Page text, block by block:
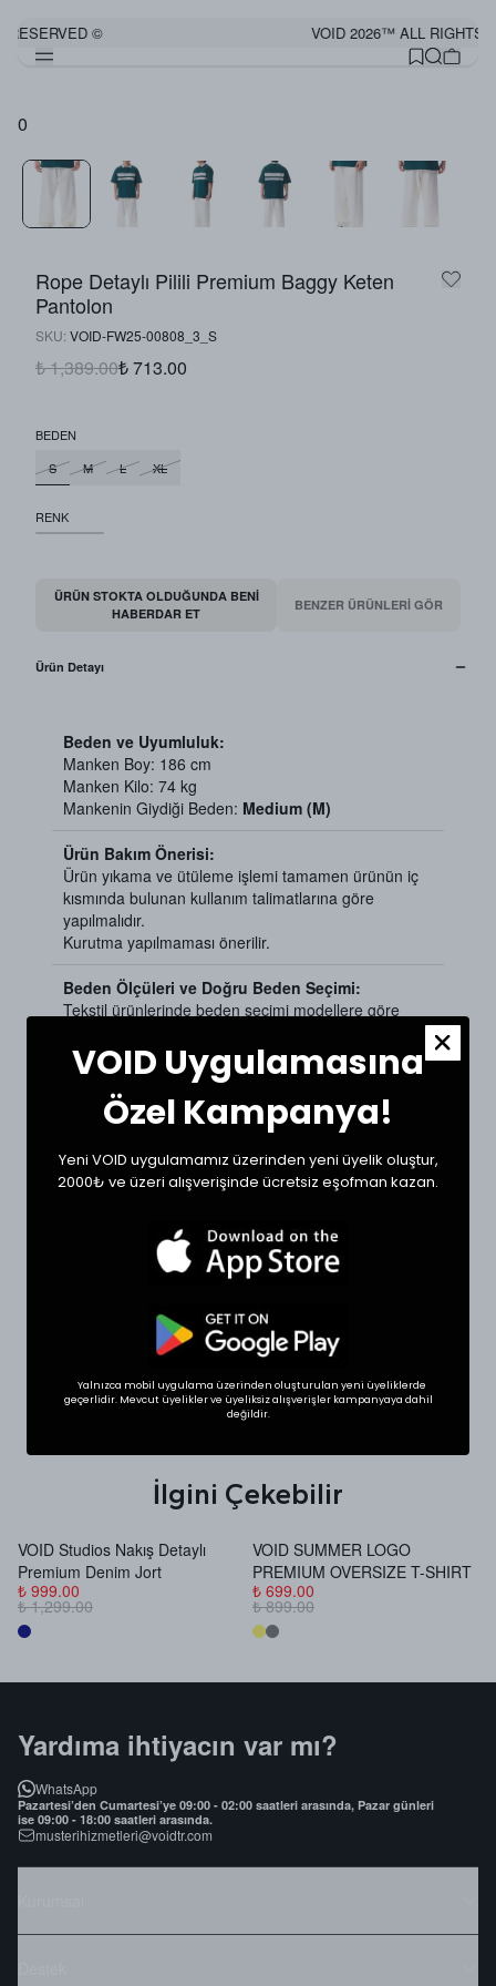
© VOID 2026™ ALL RIGHTS
0
Rope Detaylı Pilili Premium Baggy Keten
Pantolon
SKU: VOID-FW25-00808_3_S
₺ 1,389.00₺ 713.00
BEDEN
S
M L XL
RENK
ÜRÜN STOKTA OLDUĞUNDA BENI
HABERDAR ET
BENZER ÜRÜNLERİ GÖR
Ürün Detayı
Beden ve Uyumluluk:
Manken Boy: 186 cm
Manken Kilo: 74 kg
Mankenin Giydiği Beden: Medium (M)
Ürün Bakım Önerisi:
Ürün yıkama ve ütüleme işlemi tamamen ürünün iç
kısmında bulunan kullanım talimatlarına göre
yapılmalıdır.
Kurutma yapılmaması önerilir.
Beden Ölçüleri ve Doğru Beden Seçimi:
Tekstil ürünlerinde beden seçimi modellere göre
dolabınızdaki beğendiğiniz bir ürünün ölçülerini alıp
sipariş oluşturabilirsiniz.
Ölçülerde +1/-1 cm farklılık olabilir.
Beden Bel (cm)
Boy (cm)
Small
39
39
43
SHOP THE LOOK
İlgini Çekebilir
VOID Studios Nakış Detaylı
Premium Denim Jort
₺ 999.00
₺ 1,299.00
VOID SUMMER LOGO
PREMIUM OVERSIZE T-SHIRT
₺ 699.00
₺ 899.00
Yardıma ihtiyacın var mı?
WhatsApp
Pazartesi’den Cumartesi’ye 09:00 - 02:00 saatleri arasında, Pazar günleri
ise 09:00 - 18:00 saatleri arasında.
musterihizmetleri@voidtr.com
VOID Uygulamasına
Özel Kampanya!
Yeni VOID uygulamamız üzerinden yeni üyelik oluştur,
2000₺ ve üzeri alışverişinde ücretsiz eşofman kazan.
Yalnızca mobil uygulama üzerinden oluşturulan yeni üyeliklerde
geçerlidir. Mevcut üyelikler ve üyeliksiz alışverişler kampanyaya dahil
değildir.